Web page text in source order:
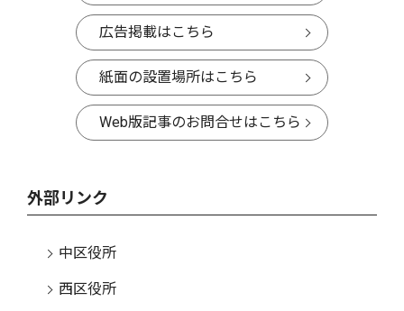
広告掲載はこちら
紙面の設置場所はこちら
Web版記事のお問合せはこちら
外部リンク
中区役所
西区役所